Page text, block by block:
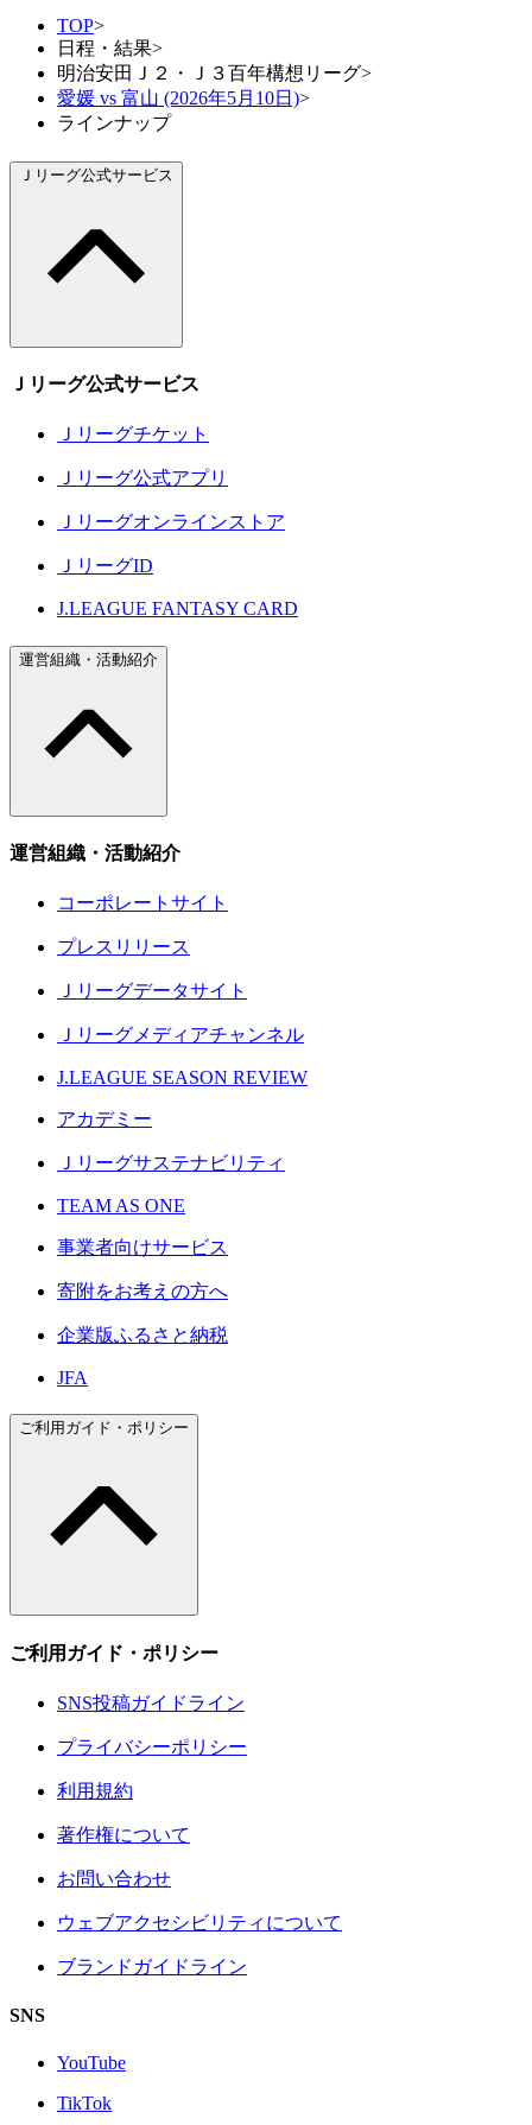
TOP>
日程・結果>
明治安田Ｊ２・Ｊ３百年構想リーグ>
愛媛 vs 富山 (2026年5月10日)>
ラインナップ
Ｊリーグ公式サービス
Ｊリーグ公式サービス
Ｊリーグチケット
Ｊリーグ公式アプリ
Ｊリーグオンラインストア
ＪリーグID
J.LEAGUE FANTASY CARD
運営組織・活動紹介
運営組織・活動紹介
コーポレートサイト
プレスリリース
Ｊリーグデータサイト
Ｊリーグメディアチャンネル
J.LEAGUE SEASON REVIEW
アカデミー
Ｊリーグサステナビリティ
TEAM AS ONE
事業者向けサービス
寄附をお考えの方へ
企業版ふるさと納税
JFA
ご利用ガイド・ポリシー
ご利用ガイド・ポリシー
SNS投稿ガイドライン
プライバシーポリシー
利用規約
著作権について
お問い合わせ
ウェブアクセシビリティについて
ブランドガイドライン
SNS
YouTube
TikTok